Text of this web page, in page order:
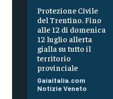
Protezione Civile
del Trentino. Fino
alle 12 di domenica
12 luglio allerta
gialla su tutto il
territorio
provinciale
Gaiaitalia.com
Notizie Veneto